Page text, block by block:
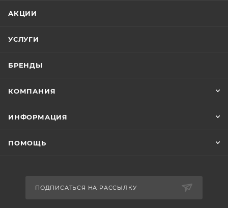
АКЦИИ
УСЛУГИ
БРЕНДЫ
КОМПАНИЯ
ИНФОРМАЦИЯ
ПОМОЩЬ
ПОДПИСАТЬСЯ НА РАССЫЛКУ